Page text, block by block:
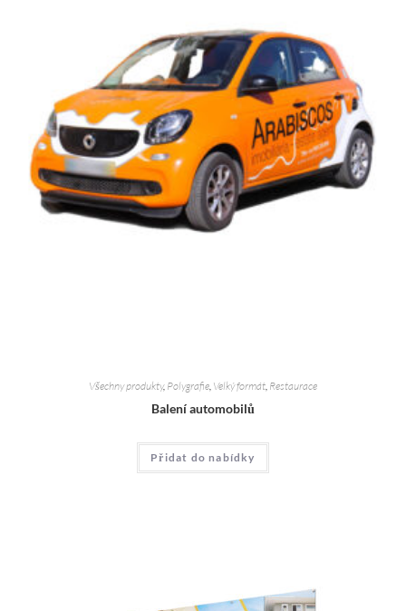
Všechny produkty, Polygrafie, Velký formát, Restaurace
Balení automobilů
Přidat do nabídky